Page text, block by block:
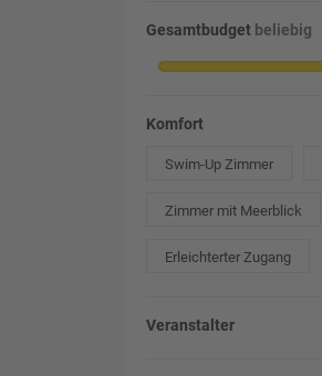
Gesamtbudget beliebig
Komfort
Swim-Up Zimmer
Zimmer mit Meerblick
Erleichterter Zugang
Veranstalter